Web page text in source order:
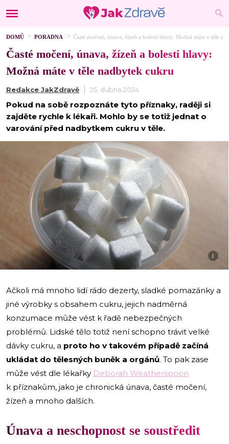
DOMŮ PORADNA Časté močení, únava, žízeň a bolesti hlavy: Možná máte v těle
Časté močení, únava, žízeň a bolesti hlavy:
Možná máte v těle nadbytek cukru
Redakce JakZdravě 25. dubna 2024
Pokud na sobě rozpoznáte tyto příznaky, raději si
zajděte rychle k lékaři. Mohlo by se totiž jednat o
varování před nadbytkem cukru v těle.
i
Ačkoli má mnoho lidí rádo dezerty, sladké pomazánky a
jiné výrobky s obsahem cukru, jejich nadměrná
konzumace může vést k řadě nebezpečných
problémů. Lidské tělo totiž není schopno trávit velké
dávky cukru, a proto ho v takovém případě začíná
ukládat do tělesných buněk a orgánů. To pak zase
může vést dle lékařky Deborah Weatherspoon
k příznakům, jako je chronická únava, časté močení,
žízeň a mnoho dalších.
Únava a neschopnost se soustředit